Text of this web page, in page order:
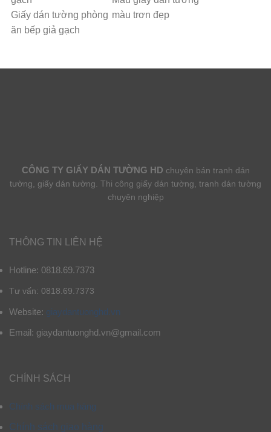
Giấy dán tường phòng
ăn bếp giả gạch
màu trơn đẹp
CÔNG TY GIẤY DÁN TƯỜNG HD chuyên bán tranh dán
tường, giấy dán tường. Thi công giấy dán tường, tranh dán tường
chuyên nghiệp
THÔNG TIN LIÊN HỆ
Hotline: 0818.69.7373
Tư vấn: 0818.69.7373
Website: giaydantuonghd.vn
Email: giaydantuonghd.vn@gmail.com
CHÍNH SÁCH
Chính sách mua hàng
Chính sách giao hàng